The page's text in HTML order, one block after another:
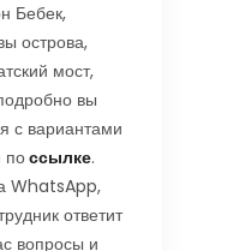
Бебек,
острова,
мост,
вы
с вариантами
поссылке.
WhatsApp,
ответит
вопросы и